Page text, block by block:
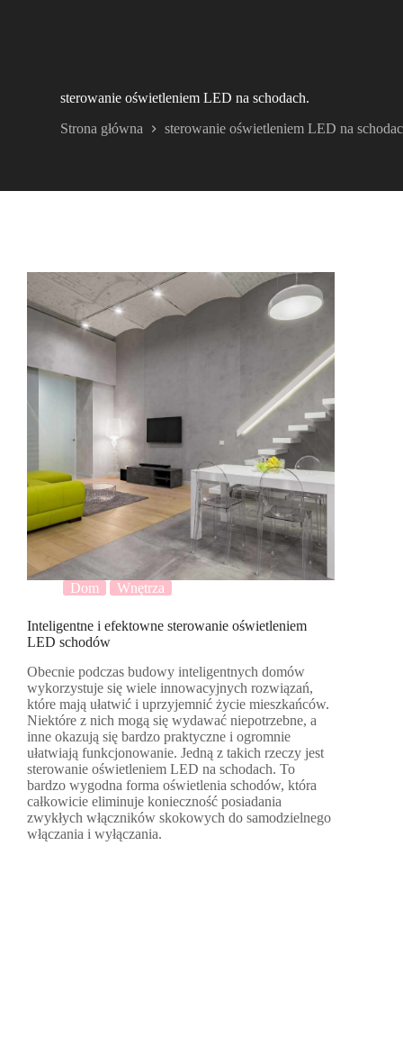
sterowanie oświetleniem LED na schodach.
Strona główna sterowanie oświetleniem LED na
Dom Wnętrza
Inteligentne i efektowne sterowanie oświetleniem
LED schodów
Obecnie podczas budowy inteligentnych domów
wykorzystuje się wiele innowacyjnych rozwiązań,
które mają ułatwić i uprzyjemnić życie mieszkańców.
Niektóre z nich mogą się wydawać niepotrzebne, a
inne okazują się bardzo praktyczne i ogromnie
ułatwiają funkcjonowanie. Jedną z takich rzeczy jest
sterowanie oświetleniem LED na schodach. To
bardzo wygodna forma oświetlenia schodów, która
całkowicie eliminuje konieczność posiadania
zwykłych włączników skokowych do samodzielnego
włączania i wyłączania.